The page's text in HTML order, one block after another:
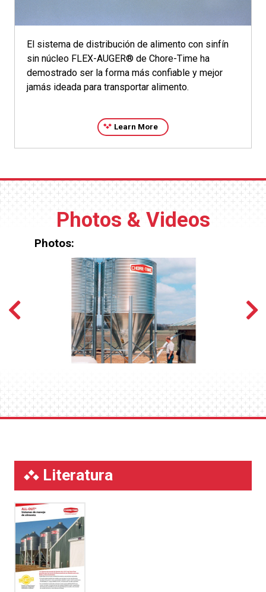
El sistema de distribución de alimento con sinfín
sin núcleo FLEX-AUGER® de Chore-Time ha
demostrado ser la forma más confiable y mejor
jamás ideada para transportar alimento.
Learn More
Photos & Videos
Photos:
Literatura